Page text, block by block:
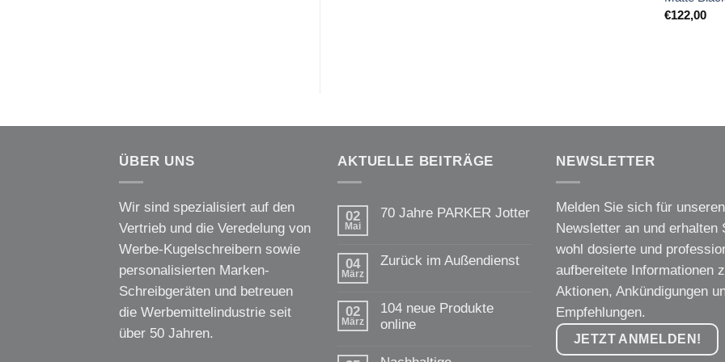
€122,00
ÜBER UNS
Wir sind spezialisiert auf den
Vertrieb und die Veredelung von
Werbe-Kugelschreibern sowie
personalisierten Marken-
Schreibgeräten und betreuen
die Werbemittelindustrie seit
über 50 Jahren.
AKTUELLE BEITRÄGE
02
Mai
70 Jahre PARKER Jotter
70
04
März
Zurück im Außendienst
Zurück
im
02
März
104 neue Produkte
online
NEWSLETTER
Melden Sie sich für unseren
Newsletter an und erhalten
wohl dosierte und
aufbereitete Informationen
Aktionen, Ankündigungen
Empfehlungen.
JETZT ANMELDEN!